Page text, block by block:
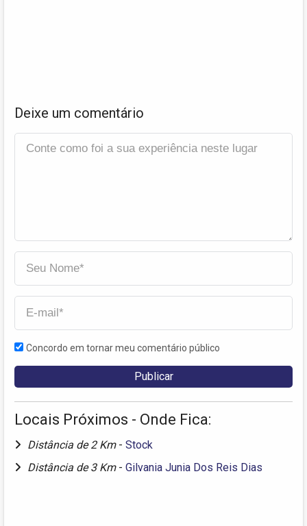
Deixe um comentário
Concordo em tornar meu comentário público
Locais Próximos - Onde Fica:
Distância de 2 Km - Stock
Distância de 3 Km - Gilvania Junia Dos Reis Dias